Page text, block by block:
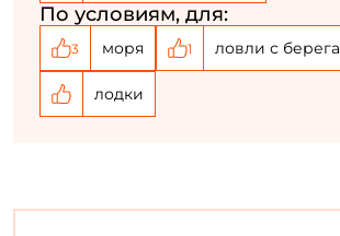
По условиям, для:
3 моря 1 ловли с берега
лодки